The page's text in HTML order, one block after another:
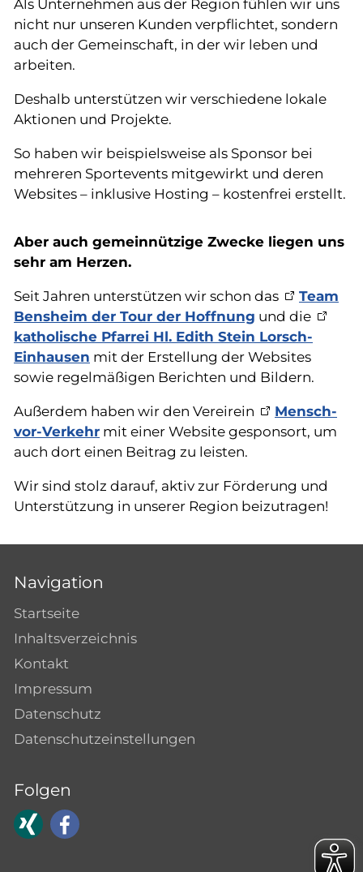
Als Unternehmen aus der Region fühlen wir uns
nicht nur unseren Kunden verpflichtet, sondern
auch der Gemeinschaft, in der wir leben und
arbeiten.
Deshalb unterstützen wir verschiedene lokale
Aktionen und Projekte.
So haben wir beispielsweise als Sponsor bei
mehreren Sportevents mitgewirkt und deren
Websites – inklusive Hosting – kostenfrei erstellt.
Aber auch gemeinnützige Zwecke liegen uns
sehr am Herzen.
Seit Jahren unterstützen wir schon das
Team
Bensheim der Tour der Hoffnung und die
katholische Pfarrei Hl. Edith Stein Lorsch-
Einhausen mit der Erstellung der Websites
sowie regelmäßigen Berichten und Bildern.
Außerdem haben wir den Vereirein
Mensch-
vor-Verkehr mit einer Website gesponsort, um
auch dort einen Beitrag zu leisten.
Wir sind stolz darauf, aktiv zur Förderung und
Unterstützung in unserer Region beizutragen!
Navigation
Startseite
Inhaltsverzeichnis
Kontakt
Impressum
Datenschutz
Datenschutzeinstellungen
Folgen